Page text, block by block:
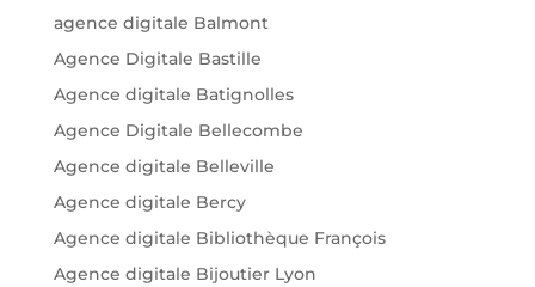
agence digitale Balmont
Agence Digitale Bastille
Agence digitale Batignolles
Agence Digitale Bellecombe
Agence digitale Belleville
Agence digitale Bercy
Agence digitale Bibliothèque François
Agence digitale Bijoutier Lyon